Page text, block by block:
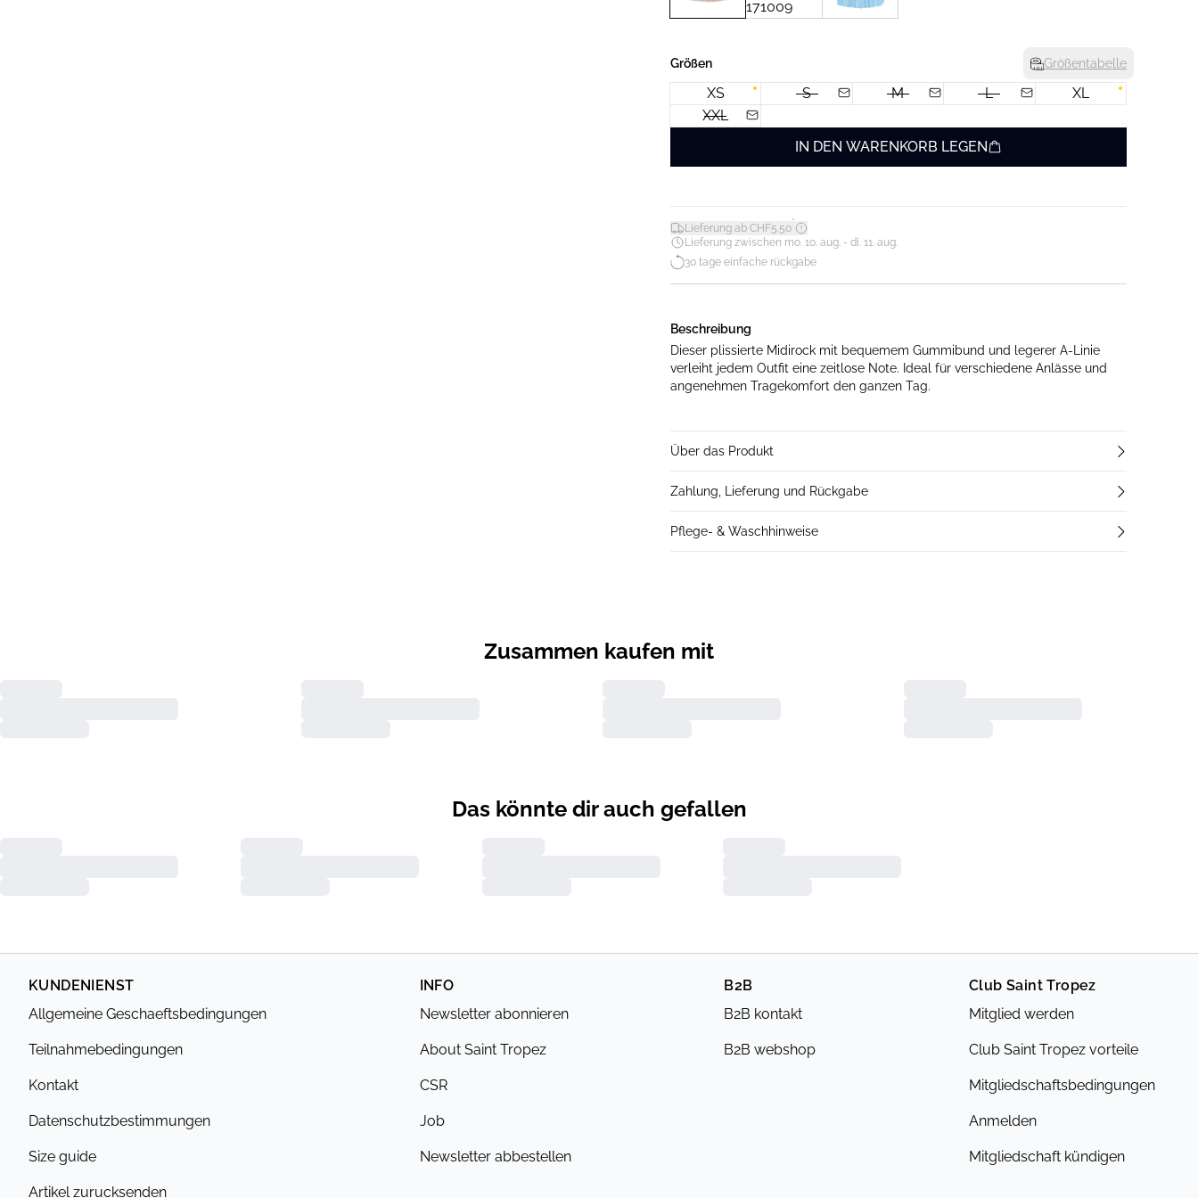
Größen Größentabelle
XS S M L
XL
XXL
IN DEN WARENKORB LEGEN
Lieferung ab CHF5.50*
Lieferung zwischen mo. 10. aug. - di. 11. aug.
30 tage einfache rückgabe
Beschreibung
Dieser plissierte Midirock mit bequemem Gummibund und legerer A-Linie
verleiht jedem Outfit eine zeitlose Note. Ideal für verschiedene Anlässe und
angenehmen Tragekomfort den ganzen Tag.
Über das Produkt
Zahlung, Lieferung und Rückgabe
Pflege- & Waschhinweise
Zusammen kaufen mit
Das könnte dir auch gefallen
KUNDENIENST
Allgemeine Geschaeftsbedingungen
Teilnahmebedingungen
Kontakt
Datenschutzbestimmungen
Size guide
Artikel zurucksenden
INFO
Newsletter abonnieren
About Saint Tropez
CSR
Job
Newsletter abbestellen
B2B
B2B kontakt
B2B webshop
Club Saint Tropez
Mitglied werden
Club Saint Tropez vorteile
Mitgliedschaftsbedingungen
Anmelden
Mitgliedschaft kündigen